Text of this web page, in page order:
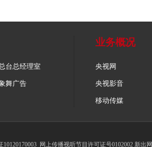
台总经理室
舞广告
业务概况
央视网
央视影音
移动传媒
网上传播视听节目许可证号0102002 新出